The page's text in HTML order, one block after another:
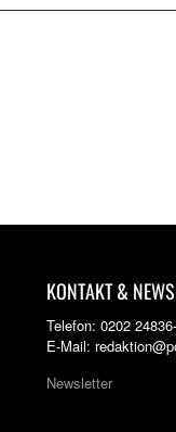
KONTAKT &
Telefon: 0202
E-Mail:
Newsletter